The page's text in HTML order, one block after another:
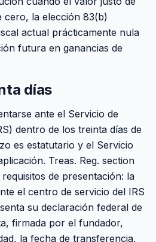
cero, la elección 83(b)
actual prácticamente nula
futura en ganancias de
días
ante el Servicio de
dentro de los treinta días de
es estatutario y el Servicio
Treas. Reg. section
de presentación: la
el centro de servicio del IRS
su declaración federal de
firmada por el fundador,
la fecha de transferencia,